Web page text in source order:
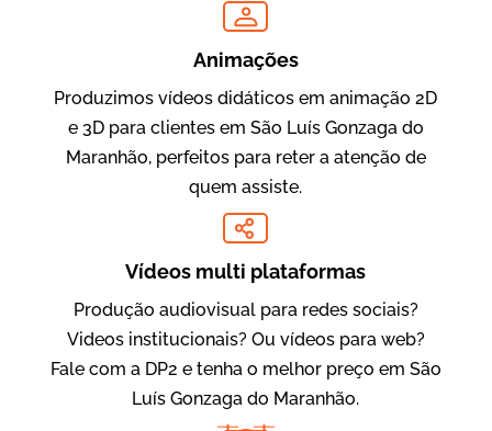
Amigo Edu
Vídeos Publicitários
Animações
Produzimos vídeos didáticos em animação 2D
e 3D para clientes em São Luís Gonzaga do
Maranhão, perfeitos para reter a atenção de
quem assiste.
Vídeos multi plataformas
Produção audiovisual para redes sociais?
Videos institucionais? Ou vídeos para web?
Fale com a DP2 e tenha o melhor preço em São
Luís Gonzaga do Maranhão.